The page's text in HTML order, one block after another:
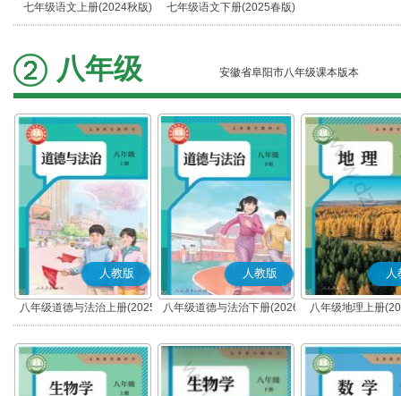
七年级语文上册(2024秋版)
(部编版)
七年级语文下册(2025春版)
(部编版)
八年级 安徽省阜阳市八年级课本版本
人教版
八年级道德与法治上册(2025
秋版)(部编版)
人教版
八年级道德与法治下册(2026
春版)(部编版)
人
八年级地理上册